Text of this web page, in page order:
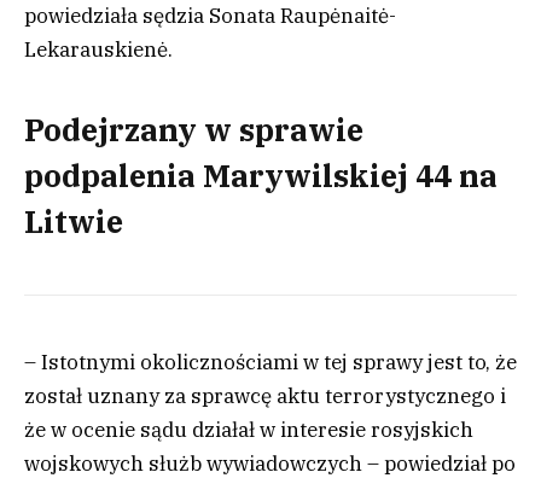
powiedziała sędzia Sonata Raupėnaitė-
Lekarauskienė.
Podejrzany w sprawie
podpalenia Marywilskiej 44 na
Litwie
– Istotnymi okolicznościami w tej sprawy jest to, że
został uznany za sprawcę aktu terrorystycznego i
że w ocenie sądu działał w interesie rosyjskich
wojskowych służb wywiadowczych – powiedział po